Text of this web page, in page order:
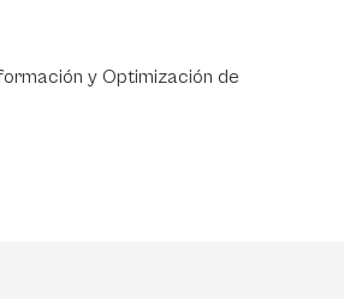
y Optimización de